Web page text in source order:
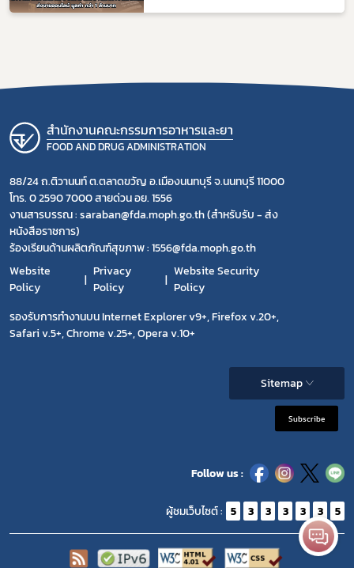
สำนักงานคณะกรรมการอาหารและยา
FOOD AND DRUG ADMINISTRATION
88/24 ถ.ติวานนท์ ต.ตลาดขวัญ อ.เมืองนนทบุรี จ.นนทบุรี 11000
โทร. 0 2590 7000 สายด่วน อย. 1556
งานสารบรรณ : saraban@fda.moph.go.th (สำหรับรับ - ส่ง
หนังสือราชการ)
ร้องเรียนด้านผลิตภัณฑ์สุขภาพ : 1556@fda.moph.go.th
Website
Policy
Privacy
Policy
Website Security
Policy
รองรับการทำงานบน Internet Explorer v9+, Firefox v.20+,
Safari v.5+, Chrome v.25+, Opera v.10+
Sitemap
Subscribe
Follow us :
ผู้ชมเว็บไซต์ : 5 3 3 3 3 3 5